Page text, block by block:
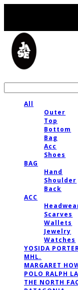
All
Outer
Top
Bottom
Bag
Acc
Shoes
BAG
Hand
Shoulder
Back
ACC
Scarves
Wallets
Jewelry
Watches
YOSIDA
MHL.
MARGARET
POLO RALPH
THE NORTH